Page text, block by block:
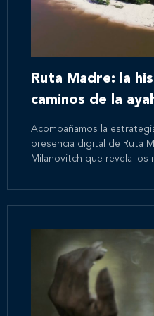
Ruta Madre: la
caminos de la
Acompañamos la
presencia digital de Ruta
Milanovitch que revela los